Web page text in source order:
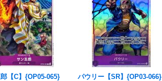
【C】{OP05-065}
パウリー【SR】{OP03-066}